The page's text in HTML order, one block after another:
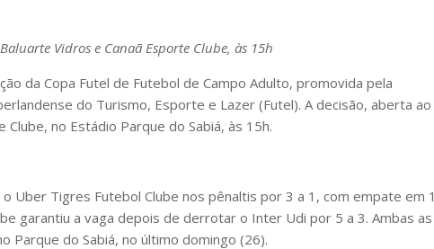
Vidros e Canaã Esporte Clube, às 15h
da Copa Futel de Futebol de Campo Adulto, promovida pela
do Turismo, Esporte e Lazer (Futel). A decisão, aberta ao
no Estádio Parque do Sabiá, às 15h.
Uber Tigres Futebol Clube nos pênaltis por 3 a 1, com empate em 1
garantiu a vaga depois de derrotar o Inter Udi por 5 a 3. Ambas as
Parque do Sabiá, no último domingo (26).